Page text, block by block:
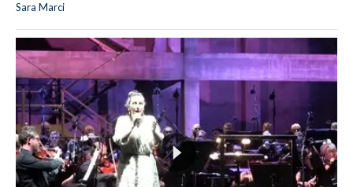
Sara Marci